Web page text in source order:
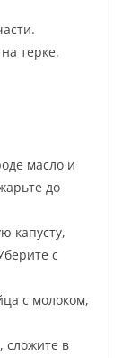
.
на терке.
масло и
до
капусту,
с
с молоком,
, сложите в